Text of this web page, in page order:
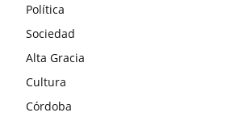
Política
Sociedad
Alta Gracia
Cultura
Córdoba